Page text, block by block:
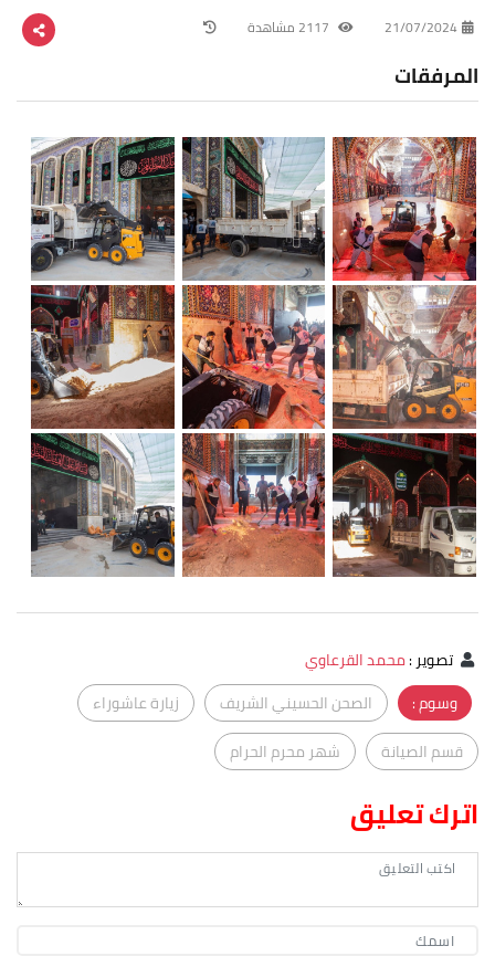
21/07/2024
المرفقات
تصوير:محمد القرعاوي
وسوم :
الصحن الحسيني الشريف
زيارة عاشوراء
قسم الصيانة
شهر محرم الحرام
اترك تعليق